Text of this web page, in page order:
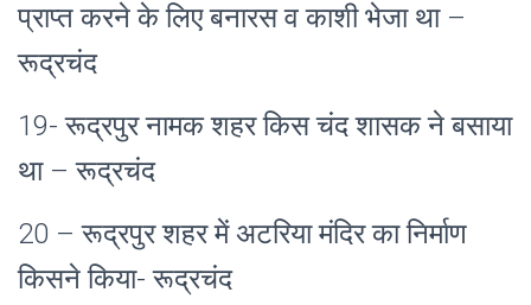
प्राप्त करने के लिए बनारस व काशी भेजा था –
रूद्रचंद
19- रूद्रपुर नामक शहर किस चंद शासक ने बसाया
था – रूद्रचंद
20 – रूद्रपुर शहर में अटरिया मंदिर का निर्माण
किसने किया- रूद्रचंद